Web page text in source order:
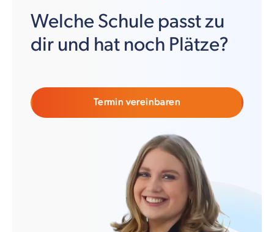
Welche Schule passt zu
dir und hat noch Plätze?
Termin vereinbaren